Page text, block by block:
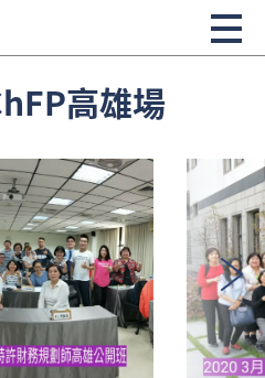
高雄場